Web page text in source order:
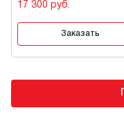
17 300 руб.
Заказать